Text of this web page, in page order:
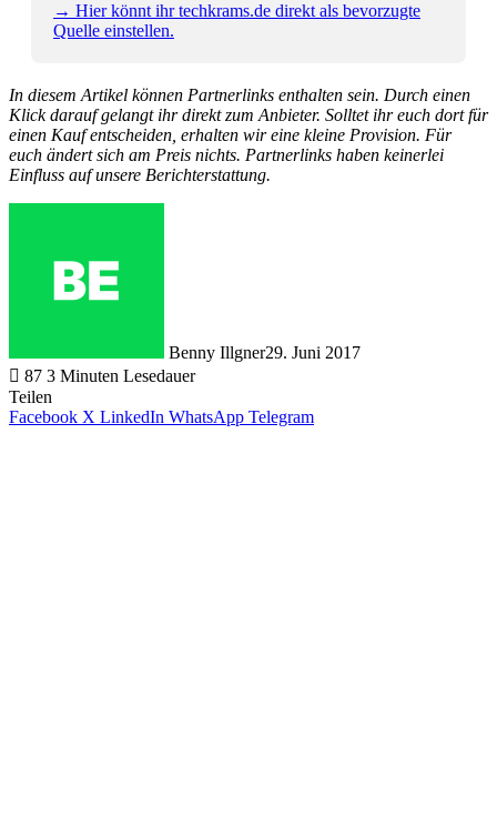
→ Hier könnt ihr techkrams.de direkt als bevorzugte
Quelle einstellen.
In diesem Artikel können Partnerlinks enthalten sein. Durch einen
Klick darauf gelangt ihr direkt zum Anbieter. Solltet ihr euch dort für
einen Kauf entscheiden, erhalten wir eine kleine Provision. Für
euch ändert sich am Preis nichts. Partnerlinks haben keinerlei
Einfluss auf unsere Berichterstattung.
Benny Illgner29. Juni 2017
87 3 Minuten Lesedauer
Teilen
Facebook X LinkedIn WhatsApp Telegram